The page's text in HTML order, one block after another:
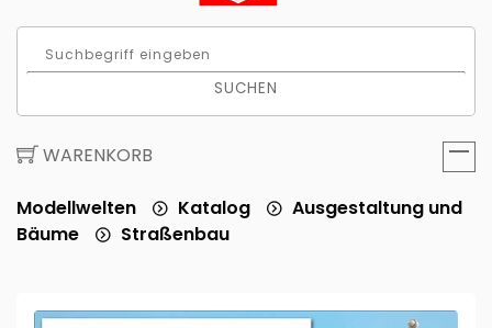
SUCHEN
WARENKORB
Modellwelten Katalog
Ausgestaltung und
Bäume
Straßenbau